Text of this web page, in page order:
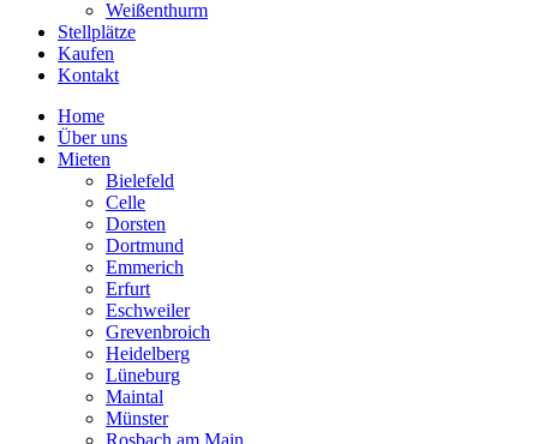
Weißenthurm
Stellplätze
Kaufen
Kontakt
Home
Über uns
Mieten
Bielefeld
Celle
Dorsten
Dortmund
Emmerich
Erfurt
Eschweiler
Grevenbroich
Heidelberg
Lüneburg
Maintal
Münster
Rosbach am Main